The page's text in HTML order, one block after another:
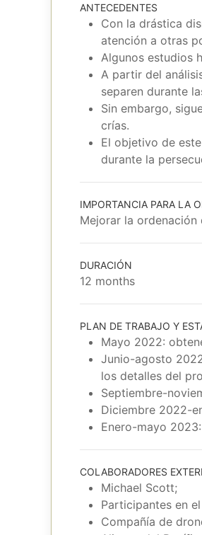
ANTECEDENTES
Con la drástica
atención a otras
Algunos estudios
A partir del
separen durante
Sin embargo,
crías.
El objetivo de
durante la
IMPORTANCIA PARA LA
Mejorar la ordenación
DURACIÓN
12 months
PLAN DE TRABAJO Y
Mayo 2022:
Junio-agosto
los detalles del
Septiembre-
Diciembre 2022-
Enero-mayo
COLABORADORES
Michael Scott;
Participantes en
Compañía de